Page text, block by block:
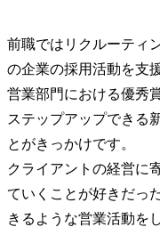
前職ではリクルーティ
の企業の採用活動を支
営業部門における優秀
ステップアップできる
とがきっかけです。
クライアントの経営に
ていくことが好きだっ
きるような営業活動を